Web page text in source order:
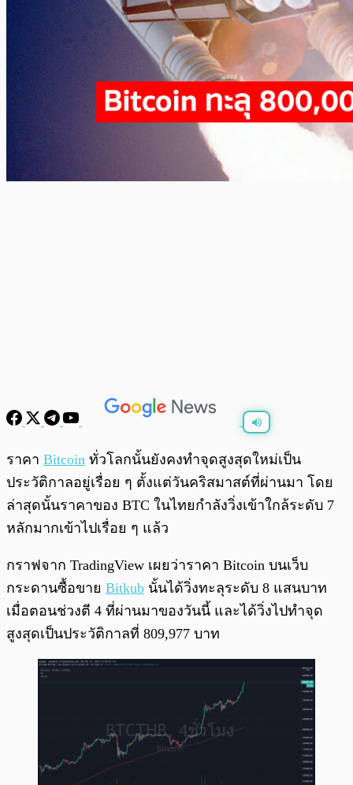
0:00 /
ราคา Bitcoin ทั่วโลกนั้นยังคงทำจุดสูงสุดใหม่เป็น
ประวัติกาลอยู่เรื่อย ๆ ตั้งแต่วันคริสมาสต์ที่ผ่านมา โดย
ล่าสุดนั้นราคาของ BTC ในไทยกำลังวิ่งเข้าใกล้ระดับ 7
หลักมากเข้าไปเรื่อย ๆ แล้ว
กราฟจาก TradingView เผยว่าราคา Bitcoin บนเว็บ
กระดานซื้อขาย Bitkub นั้นได้วิ่งทะลุระดับ 8 แสนบาท
เมื่อตอนช่วงตี 4 ที่ผ่านมาของวันนี้ และได้วิ่งไปทำจุด
สูงสุดเป็นประวัติกาลที่ 809,977 บาท